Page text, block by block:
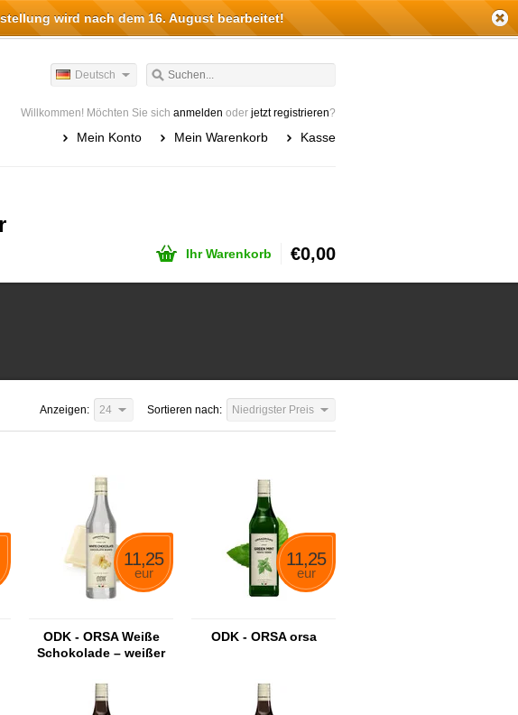
Deutsch
Willkommen! Möchten Sie sich anmelden oder jetzt registrieren?
Mein Konto Mein Warenkorb Kasse
Ihr Warenkorb €0,00
Sortieren nach: Niedrigster Preis
Anzeigen: 24
11,25
eur
ODK - ORSA Weiße
Schokolade – weißer
11,25
eur
ODK - ORSA orsa
wird nach dem 16. August bearbeitet!